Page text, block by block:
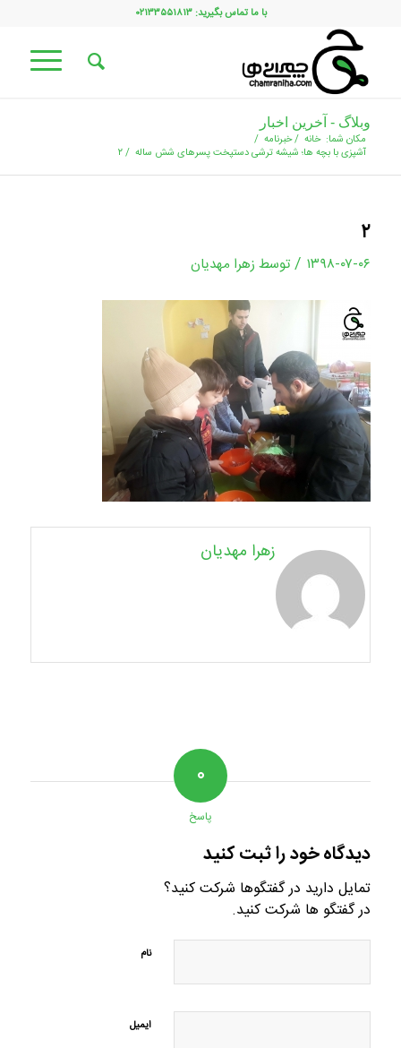
با ما تماس بگیرید: ۰۲۱۳۳۵۵۱۸۱۳
وبلاگ - آخرین اخبار
مکان شما: خانه /خبرنامه /
آشپزی با بچه ها؛ شیشه ترشی دستپخت پسرهای شش ساله /۲
۲
۱۳۹۸-۰۷-۰۶ / توسط زهرا مهدیان
زهرا مهدیان
۰
پاسخ
دیدگاه خود را ثبت کنید
تمایل دارید در گفتگوها شرکت کنید؟
در گفتگو ها شرکت کنید.
نام
ایمیل